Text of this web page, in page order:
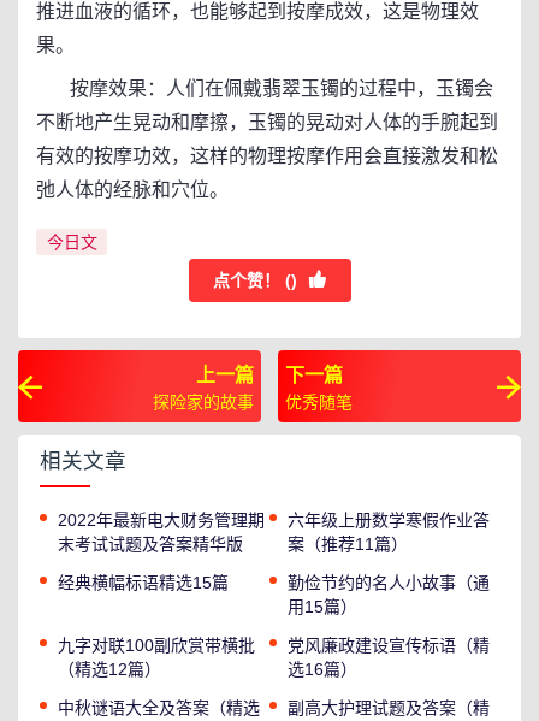
推进血液的循环，也能够起到按摩成效，这是物理效
果。
按摩效果：人们在佩戴翡翠玉镯的过程中，玉镯会
不断地产生晃动和摩擦，玉镯的晃动对人体的手腕起到
有效的按摩功效，这样的物理按摩作用会直接激发和松
弛人体的经脉和穴位。
今日文
点个赞！ ()
上一篇
探险家的故事
下一篇
优秀随笔
相关文章
2022年最新电大财务管理期
末考试试题及答案精华版
六年级上册数学寒假作业答
案（推荐11篇）
经典横幅标语精选15篇
勤俭节约的名人小故事（通
用15篇）
九字对联100副欣赏带横批
（精选12篇）
党风廉政建设宣传标语（精
选16篇）
中秋谜语大全及答案（精选
副高大护理试题及答案（精